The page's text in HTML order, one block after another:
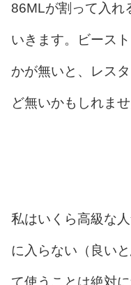
86MLが割って入れ
いきます。ビース
かが無いと、レス
ど無いかもしれませ
私はいくら高級な
に入らない（良い